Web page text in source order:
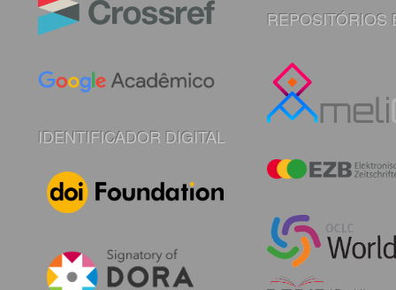
IDENTIFICADOR DIGITAL
REPOSITÓRIOS